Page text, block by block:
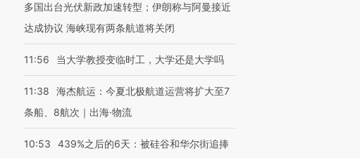
多国出台光伏新政加速转型；伊朗称与阿曼接近
达成协议 海峡现有两条航道将关闭
11:56 当大学教授变临时工，大学还是大学吗
11:38
海杰航运：今夏北极航道运营将扩大至7
条船、8航次｜出海·物流
10:53
439%之后的6天：被硅谷和华尔街追捧